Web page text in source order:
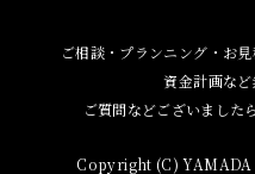
ご相談・プランニング・お
資金計画など
ご質問などございました
Copyright (C)